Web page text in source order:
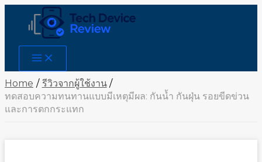
Main
Menu
Home
รีวิวจากผู้ใช้งาน
ทดสอบความทนทานแบบมีเหตุมีผล: กันน้ำ กันฝุ่น รอยขีดข่วน
และการตกกระแทก